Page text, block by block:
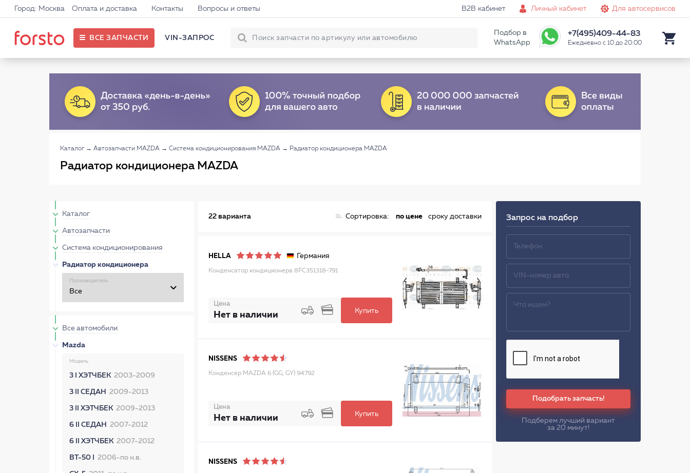
Город: Москва Оплата и доставка Контакты Вопросы и ответы B2B кабинет Личный кабинет Для автосервисов
ВСЕ ЗАПЧАСТИ VIN-ЗАПРОС
Подбор в
WhatsApp
+7(495)409-44-83
Ежедневно с 10 до 20:00
Каталог → Автозапчасти MAZDA → Система кондиционирования MAZDA → Радиатор кондиционера MAZDA
Радиатор кондиционера MAZDA
Каталог
Автозапчасти
Система кондиционирования
Радиатор кондиционера
Производитель
Все автомобили
Mazda
Модель
3 I ХЭТЧБЕК 2003-2009
3 II СЕДАН 2009-2013
3 II ХЭТЧБЕК 2009-2013
6 II СЕДАН 2007-2012
6 II ХЭТЧБЕК 2007-2012
BT-50 I 2006-по н.в.
22 варианта Сортировка: по цене сроку доставки
HELLA Германия
Конденсатор кондиционера 8FC351318-791
Цена
Нет в наличии Купить
NISSENS
Конденсер MAZDA 6 (GG, GY) 94792
Цена
Нет в наличии Купить
NISSENS
Запрос на подбор
Подобрать запчасть!
Подберем лучший вариант
за 20 минут!